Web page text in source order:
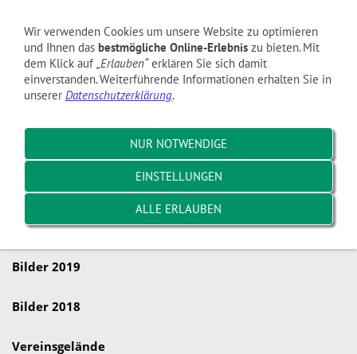
Navigation einblenden
Bilder 2025
Bilder 2022
Bilder 2021
Bilder 2019
Bilder 2018
Vereinsgelände
Wir verwenden Cookies um unsere Website zu optimieren
und Ihnen das bestmögliche Online-Erlebnis zu bieten. Mit
dem Klick auf „Erlauben“erklären Sie sich damit
einverstanden. Weiterführende Informationen erhalten Sie in
unserer Datenschutzerklärung.
NUR NOTWENDIGE
EINSTELLUNGEN
ALLE ERLAUBEN